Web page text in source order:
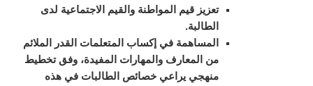
تعزيز قيم المواطنة والقيم الاجتماعية لدى
الطالبة.
المساهمة في إكساب المتعلمات القدر الملائم
من المعارف والمهارات المفيدة، وفق تخطيط
منهجي يراعي خصائص الطالبات في هذه